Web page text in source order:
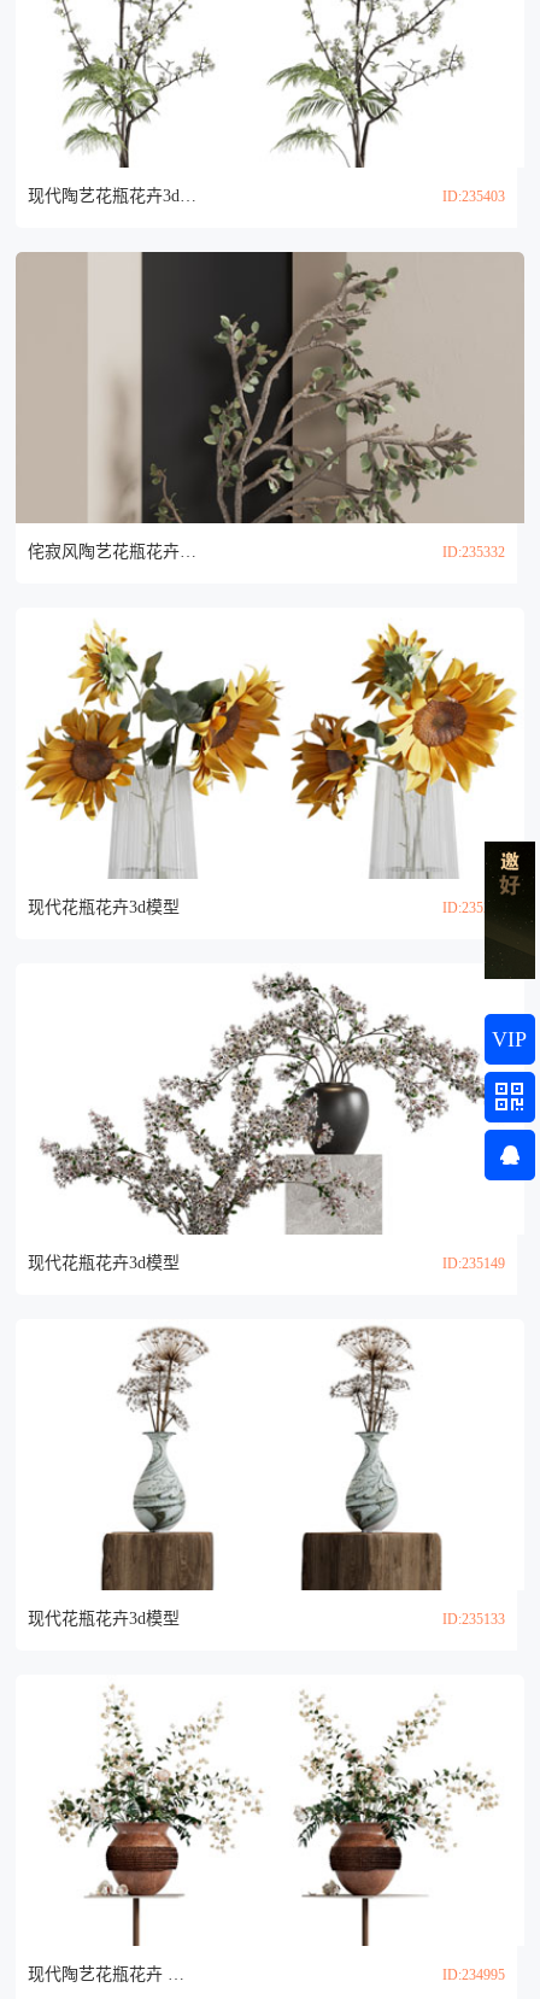
现代陶艺花瓶花卉3d模型 ID:235403
侘寂风陶艺花瓶花卉3d模型 ID:235332
现代花瓶花卉3d模型 ID:235229
现代花瓶花卉3d模型 ID:235149
现代花瓶花卉3d模型 ID:235133
现代陶艺花瓶花卉 摆件组合3d模型 ID:234995
VIP